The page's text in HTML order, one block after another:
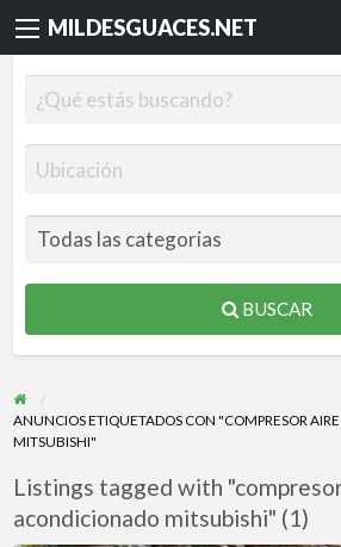
MILDESGUACES.NET
BUSCAR
ANUNCIOS ETIQUETADOS CON "COMPRESOR
MITSUBISHI"
Listings tagged with
acondicionado mitsubishi" (1)